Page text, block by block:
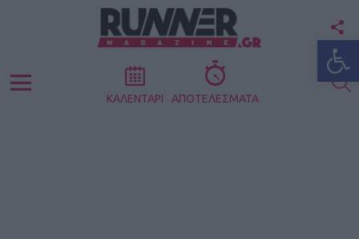
Menu ΚΑΛΕΝΤΑΡΙ ΑΠΟΤΕΛΕΣΜΑΤΑ